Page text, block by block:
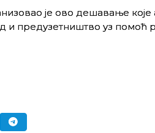
је ово дешавање
и предузетништво уз